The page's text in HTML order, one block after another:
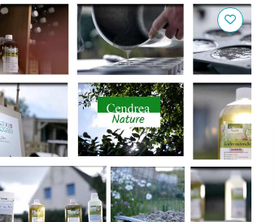
Cendrea Nature, des produits
d'entretien à l'ancienne.